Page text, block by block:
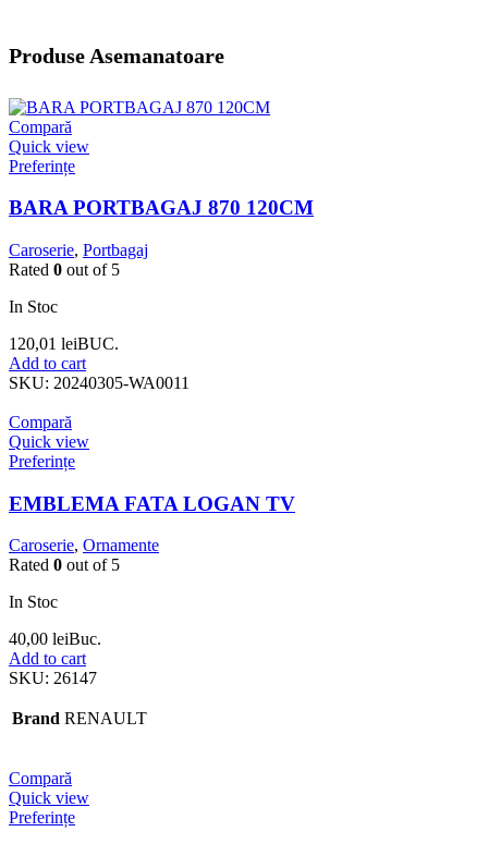
Produse Asemanatoare
Compară
Quick view
Preferințe
BARA PORTBAGAJ 870 120CM
Caroserie, Portbagaj
Rated 0 out of 5
In Stoc
120,01 leiBUC.
Add to cart
SKU: 20240305-WA0011
Compară
Quick view
Preferințe
EMBLEMA FATA LOGAN TV
Caroserie, Ornamente
Rated 0 out of 5
In Stoc
40,00 leiBuc.
Add to cart
SKU: 26147
Brand RENAULT
Compară
Quick view
Preferințe